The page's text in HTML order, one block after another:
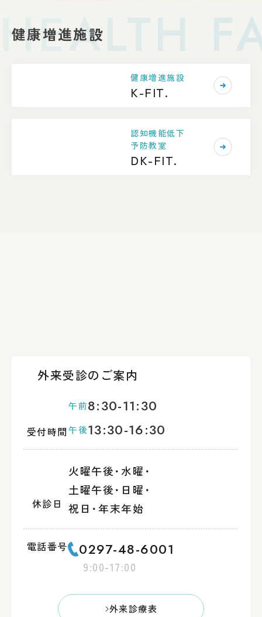
HEALTH
健康増進施設
健康増進施設
K-FIT.
認知機能低下
予防教室
DK-FIT.
外来受診のご案内
受付時間
午前8:30-11:30
午後13:30-16:30
休診日
火曜午後・水曜・
土曜午後・ 日曜・
祝日 ・年末年始
電話番号 0297-48-6001
9:00-17:00
外来診療表